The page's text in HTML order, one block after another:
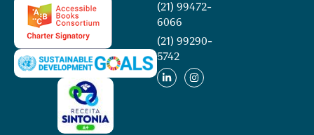
(21) 99472-
6066
(21) 99290-
5742​